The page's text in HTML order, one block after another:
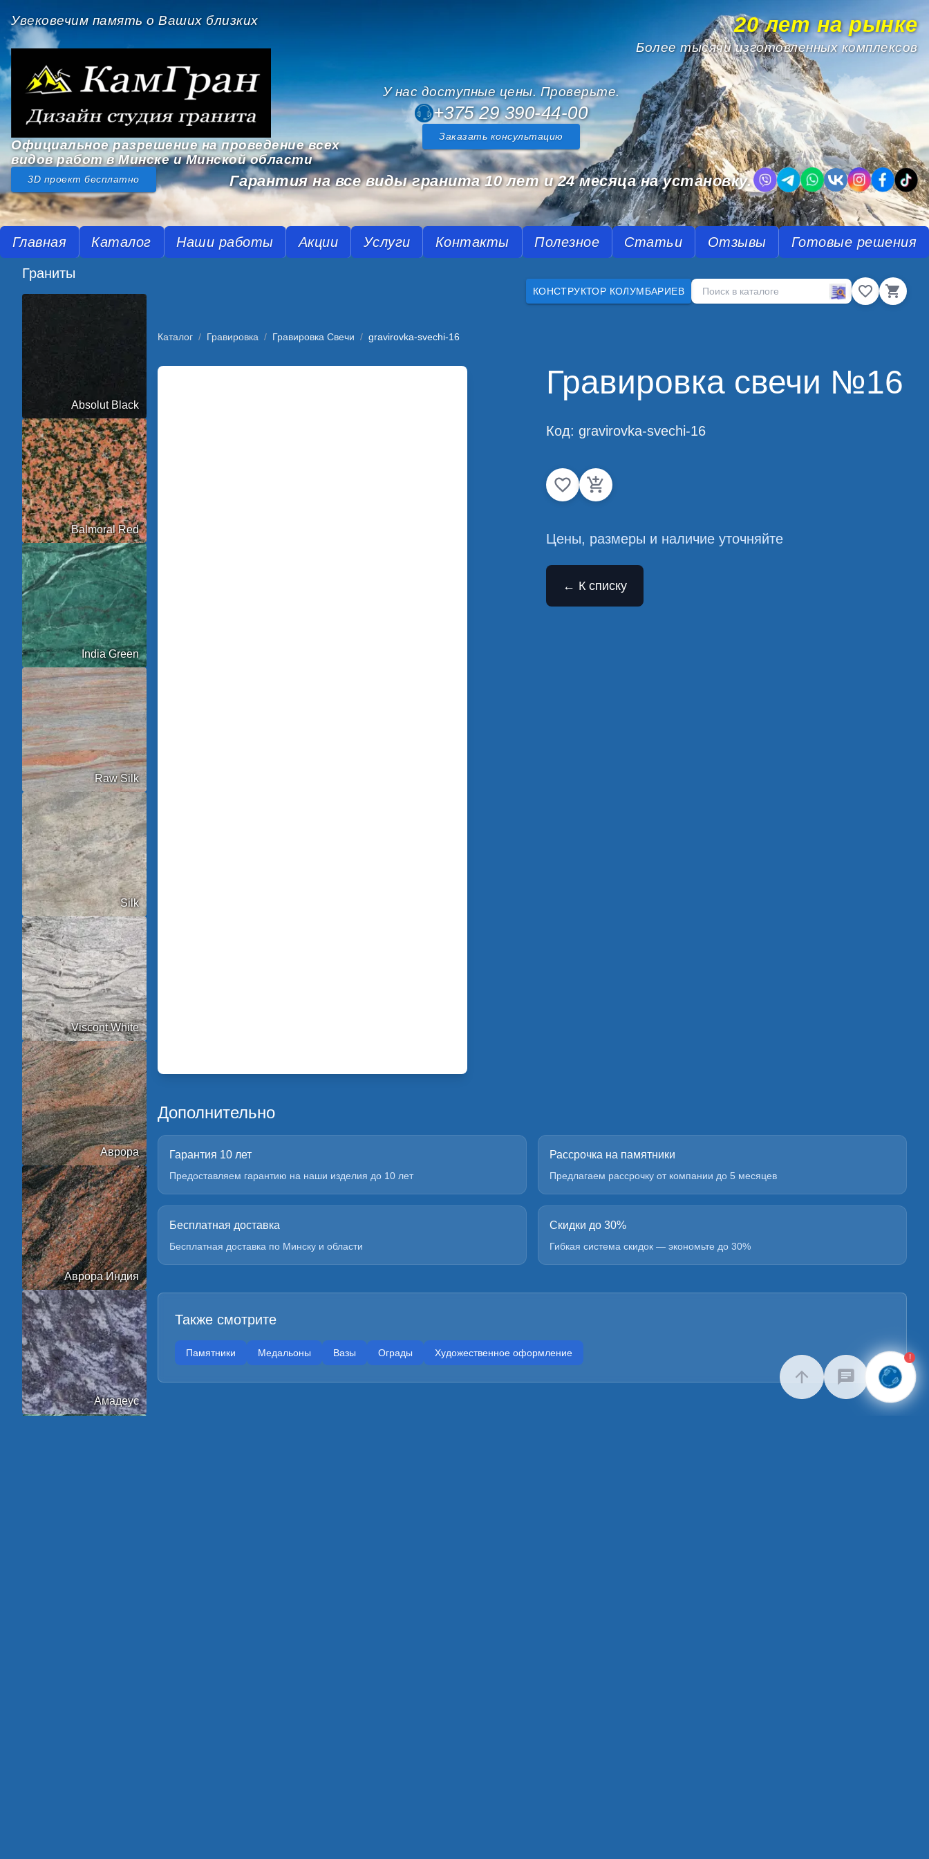
Увековечим память о Ваших близких 20 лет на рынке
Более тысячи изготовленных комплексов
У нас доступные цены. Проверьте.
+375 29 390-44-00
Заказать консультацию
Официальное разрешение на проведение всех
видов работ в Минске и Минской области
3D проект бесплатно Гарантия на все виды гранита 10 лет и 24 месяца на установку.
Главная Каталог Наши работы Акции Услуги Контакты Полезное Статьи Отзывы Готовые решения
Граниты
Absolut Black
Balmoral Red
India Green
Raw Silk
Silk
Viscont White
Аврора
Аврора Индия
Амадеус
КОНСТРУКТОР КОЛУМБАРИЕВ
Каталог / Гравировка / Гравировка Свечи / gravirovka-svechi-16
Гравировка свечи №16
Код: gravirovka-svechi-16
Цены, размеры и наличие уточняйте
← К списку
Дополнительно
Гарантия 10 лет
Предоставляем гарантию на наши изделия до 10 лет
Рассрочка на памятники
Предлагаем рассрочку от компании до 5 месяцев
Бесплатная доставка
Бесплатная доставка по Минску и области
Скидки до 30%
Гибкая система скидок — экономьте до 30%
Также смотрите
Памятники Медальоны Вазы Ограды Художественное оформление !